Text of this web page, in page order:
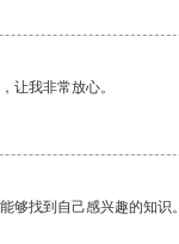
让我非常放心。
够找到自己感兴趣的知识。